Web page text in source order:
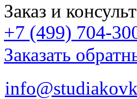
Заказ и
+7 (499) 704-
Заказать